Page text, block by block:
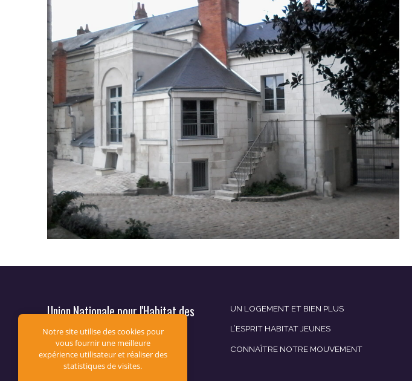
Union Nationale pour l'Habitat des
Jeunes
12, av. du Général de Gaulle
CS 60019
94307 Vincennes
UN LOGEMENT ET BIEN PLUS
L’ESPRIT HABITAT JEUNES
CONNAÎTRE NOTRE MOUVEMENT
Notre site utilise des cookies pour
vous fournir une meilleure
expérience utilisateur et réaliser des
statistiques de visites.